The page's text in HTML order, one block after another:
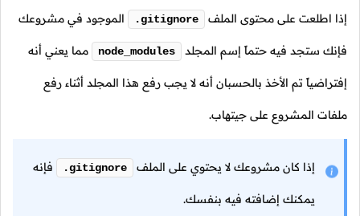
إذا اطلعت على محتوى الملف .gitignore الموجود في مشروعك
فإنك ستجد فيه حتماً إسم المجلد node_modules مما يعني أنه
إفتراضياً تم الأخذ بالحسبان أنه لا يجب رفع هذا المجلد أثناء رفع
ملفات المشروع على جيتهاب.
إذا كان مشروعك لا يحتوي على الملف .gitignore فإنه
يمكنك إضافته فيه بنفسك.